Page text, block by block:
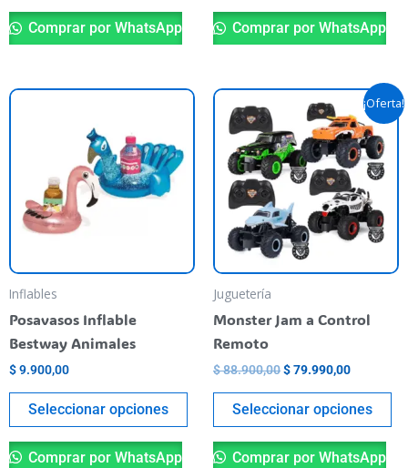
Comprar por WhatsApp Comprar por WhatsApp
Inflables
Posavasos Inflable
Bestway Animales
$9.900,00
Seleccionar opciones
Este
producto
variantes.
opciones
se
pueden
elegir
producto
Comprar por WhatsApp
¡Oferta!
Juguetería
Monster Jam a Control
Remoto
$88.900,00
El
precio
original
era:
$ 88.900,00.
$79.990,00
El
precio
actual
es:
$
Seleccionar opciones
se
Comprar por WhatsApp